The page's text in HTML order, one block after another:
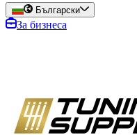
Български
За бизнеса